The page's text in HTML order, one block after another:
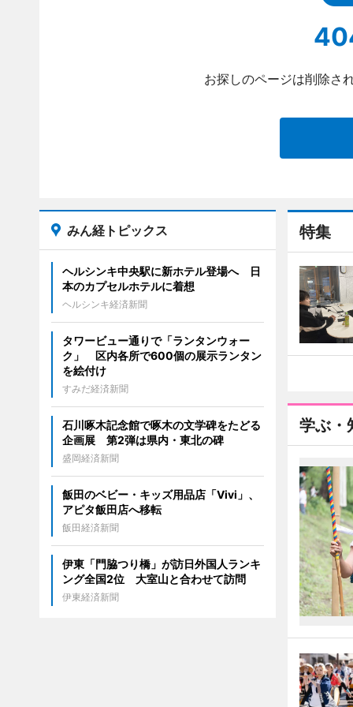
お探しのページは削除さ
特集
学ぶ・
みん経トピックス
ヘルシンキ中央駅に新ホテル登場へ 日
本のカプセルホテルに着想
ヘルシンキ経済新聞
タワービュー通りで「ランタンウォー
ク」 区内各所で600個の展示ランタン
を絵付け
すみだ経済新聞
石川啄木記念館で啄木の文学碑をたどる
企画展 第2弾は県内・東北の碑
盛岡経済新聞
飯田のベビー・キッズ用品店「Vivi」、
アピタ飯田店へ移転
飯田経済新聞
伊東「門脇つり橋」が訪日外国人ランキ
ング全国2位 大室山と合わせて訪問
伊東経済新聞